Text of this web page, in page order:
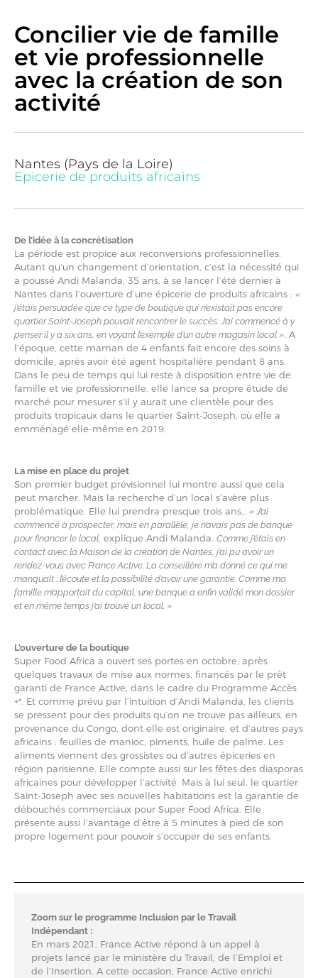
Concilier vie de famille
et vie professionnelle
avec la création de son
activité
Nantes (Pays de la Loire)
Epicerie de produits africains
De l’idée à la concrétisation
La période est propice aux reconversions professionnelles.
Autant qu’un changement d’orientation, c’est la nécessité qui
a poussé Andi Malanda, 35 ans, à se lancer l’été dernier à
Nantes dans l’ouverture d’une épicerie de produits africains : «
j’étais persuadée que ce type de boutique qui n’existait pas encore
quartier Saint-Joseph pouvait rencontrer le succès. J’ai commencé à y
penser il y a six ans, en voyant l’exemple d’un autre magasin local » . A
l’époque, cette maman de 4 enfants fait encore des soins à
domicile, après avoir été agent hospitalière pendant 8 ans.
Dans le peu de temps qui lui reste à disposition entre vie de
famille et vie professionnelle, elle lance sa propre étude de
marché pour mesurer s’il y aurait une clientèle pour des
produits tropicaux dans le quartier Saint-Joseph, où elle a
emménagé elle-même en 2019.
La mise en place du projet
Son premier budget prévisionnel lui montre aussi que cela
peut marcher. Mais la recherche d’un local s’avère plus
problématique. Elle lui prendra presque trois ans… « J’ai
commencé à prospecter, mais en parallèle, je n’avais pas de banque
pour financer le local, explique Andi Malanda. Comme j’étais en
contact avec la Maison de la création de Nantes, j’ai pu avoir un
rendez-vous avec France Active. La conseillère m’a donné ce qui me
manquait : l’écoute et la possibilité d’avoir une garantie. Comme ma
famille m’apportait du capital, une banque a enfin validé mon dossier
et en même temps j’ai trouvé un local. »
L’ouverture de la boutique
Super Food Africa a ouvert ses portes en octobre, après
quelques travaux de mise aux normes, financés par le prêt
garanti de France Active, dans le cadre du Programme Accès
+*. Et comme prévu par l’intuition d’Andi Malanda, les clients
se pressent pour des produits qu’on ne trouve pas ailleurs, en
provenance du Congo, dont elle est originaire, et d’autres pays
africains : feuilles de manioc, piments, huile de palme. Les
aliments viennent des grossistes ou d’autres épiceries en
région parisienne. Elle compte aussi sur les fêtes des diasporas
africaines pour développer l’activité. Mais à lui seul, le quartier
Saint-Joseph avec ses nouvelles habitations est la garantie de
débouchés commerciaux pour Super Food Africa. Elle
présente aussi l’avantage d’être à 5 minutes à pied de son
propre logement pour pouvoir s’occuper de ses enfants.
Zoom sur le programme Inclusion par le Travail
Indépendant :
En mars 2021, France Active répond à un appel à
projets lancé par le ministère du Travail, de l’Emploi et
de l’Insertion. A cette occasion, France Active enrichi